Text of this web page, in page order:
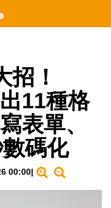
招！
11種格
表單、
碼化
00:00|